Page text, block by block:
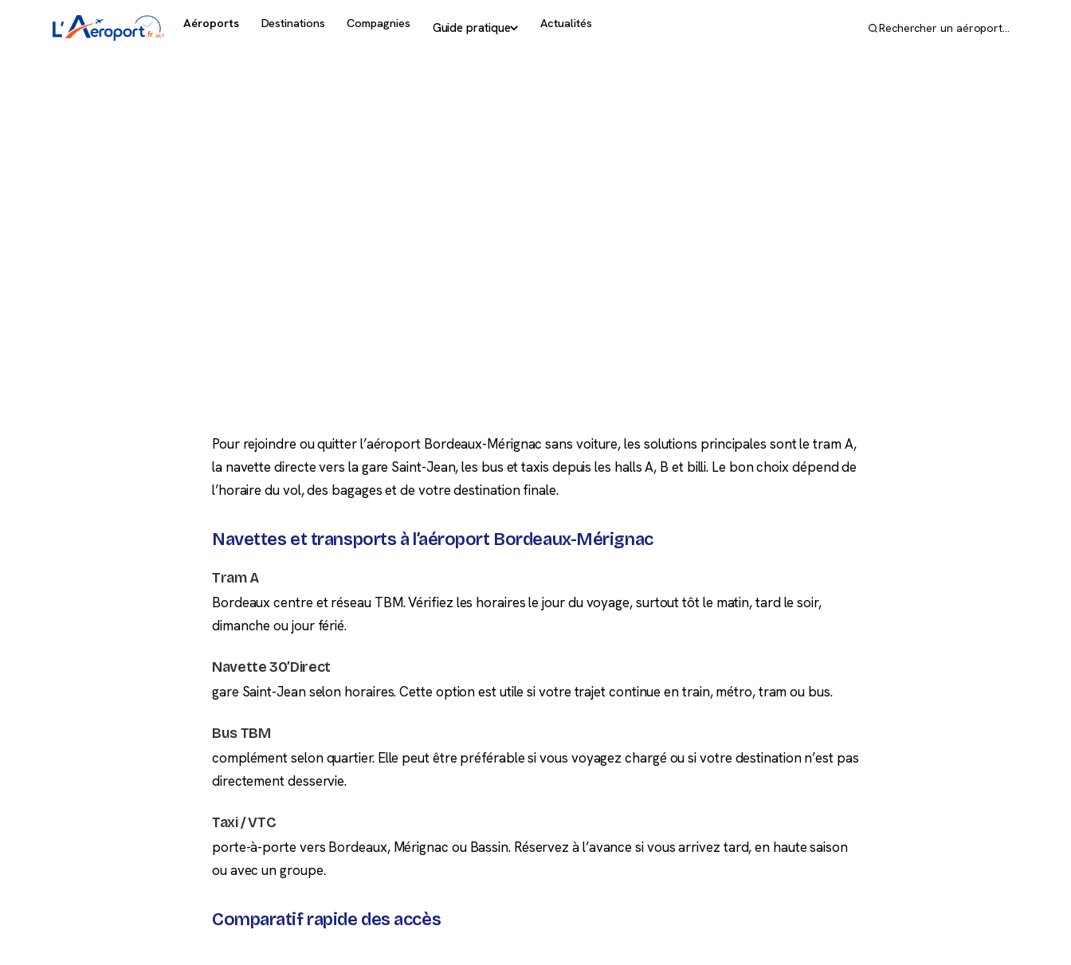
Aéroports Destinations Compagnies Guide pratique Actualités Rechercher un aéroport…
Pour rejoindre ou quitter l’aéroport Bordeaux-Mérignac sans voiture, les solutions principales sont le tram A,
la navette directe vers la gare Saint-Jean, les bus et taxis depuis les halls A, B et billi. Le bon choix dépend de
l’horaire du vol, des bagages et de votre destination finale.
Navettes et transports à l’aéroport Bordeaux-Mérignac
Tram A
Bordeaux centre et réseau TBM. Vérifiez les horaires le jour du voyage, surtout tôt le matin, tard le soir,
dimanche ou jour férié.
Navette 30’Direct
gare Saint-Jean selon horaires. Cette option est utile si votre trajet continue en train, métro, tram ou bus.
Bus TBM
complément selon quartier. Elle peut être préférable si vous voyagez chargé ou si votre destination n’est pas
directement desservie.
Taxi / VTC
porte-à-porte vers Bordeaux, Mérignac ou Bassin. Réservez à l’avance si vous arrivez tard, en haute saison
ou avec un groupe.
Comparatif rapide des accès